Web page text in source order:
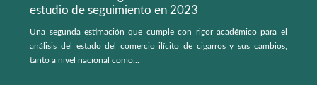
estudio de seguimiento en 2023
Una segunda estimación que cumple con rigor académico para el
análisis del estado del comercio ilícito de cigarros y sus cambios,
tanto a nivel nacional como...